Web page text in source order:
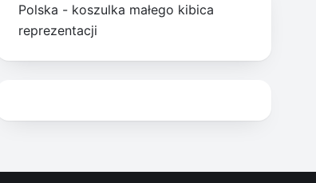
Polska - koszulka małego kibica
reprezentacji